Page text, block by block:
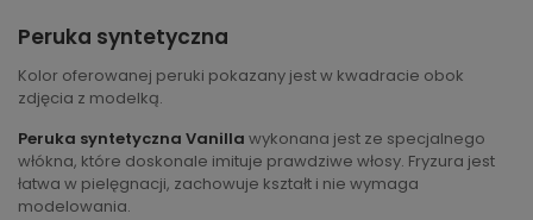
Peruka syntetyczna
Kolor oferowanej peruki pokazany jest w kwadracie obok
zdjęcia z modelką.
Peruka syntetyczna Vanilla wykonana jest ze specjalnego
włókna, które doskonale imituje prawdziwe włosy. Fryzura jest
łatwa w pielęgnacji, zachowuje kształt i nie wymaga
modelowania.